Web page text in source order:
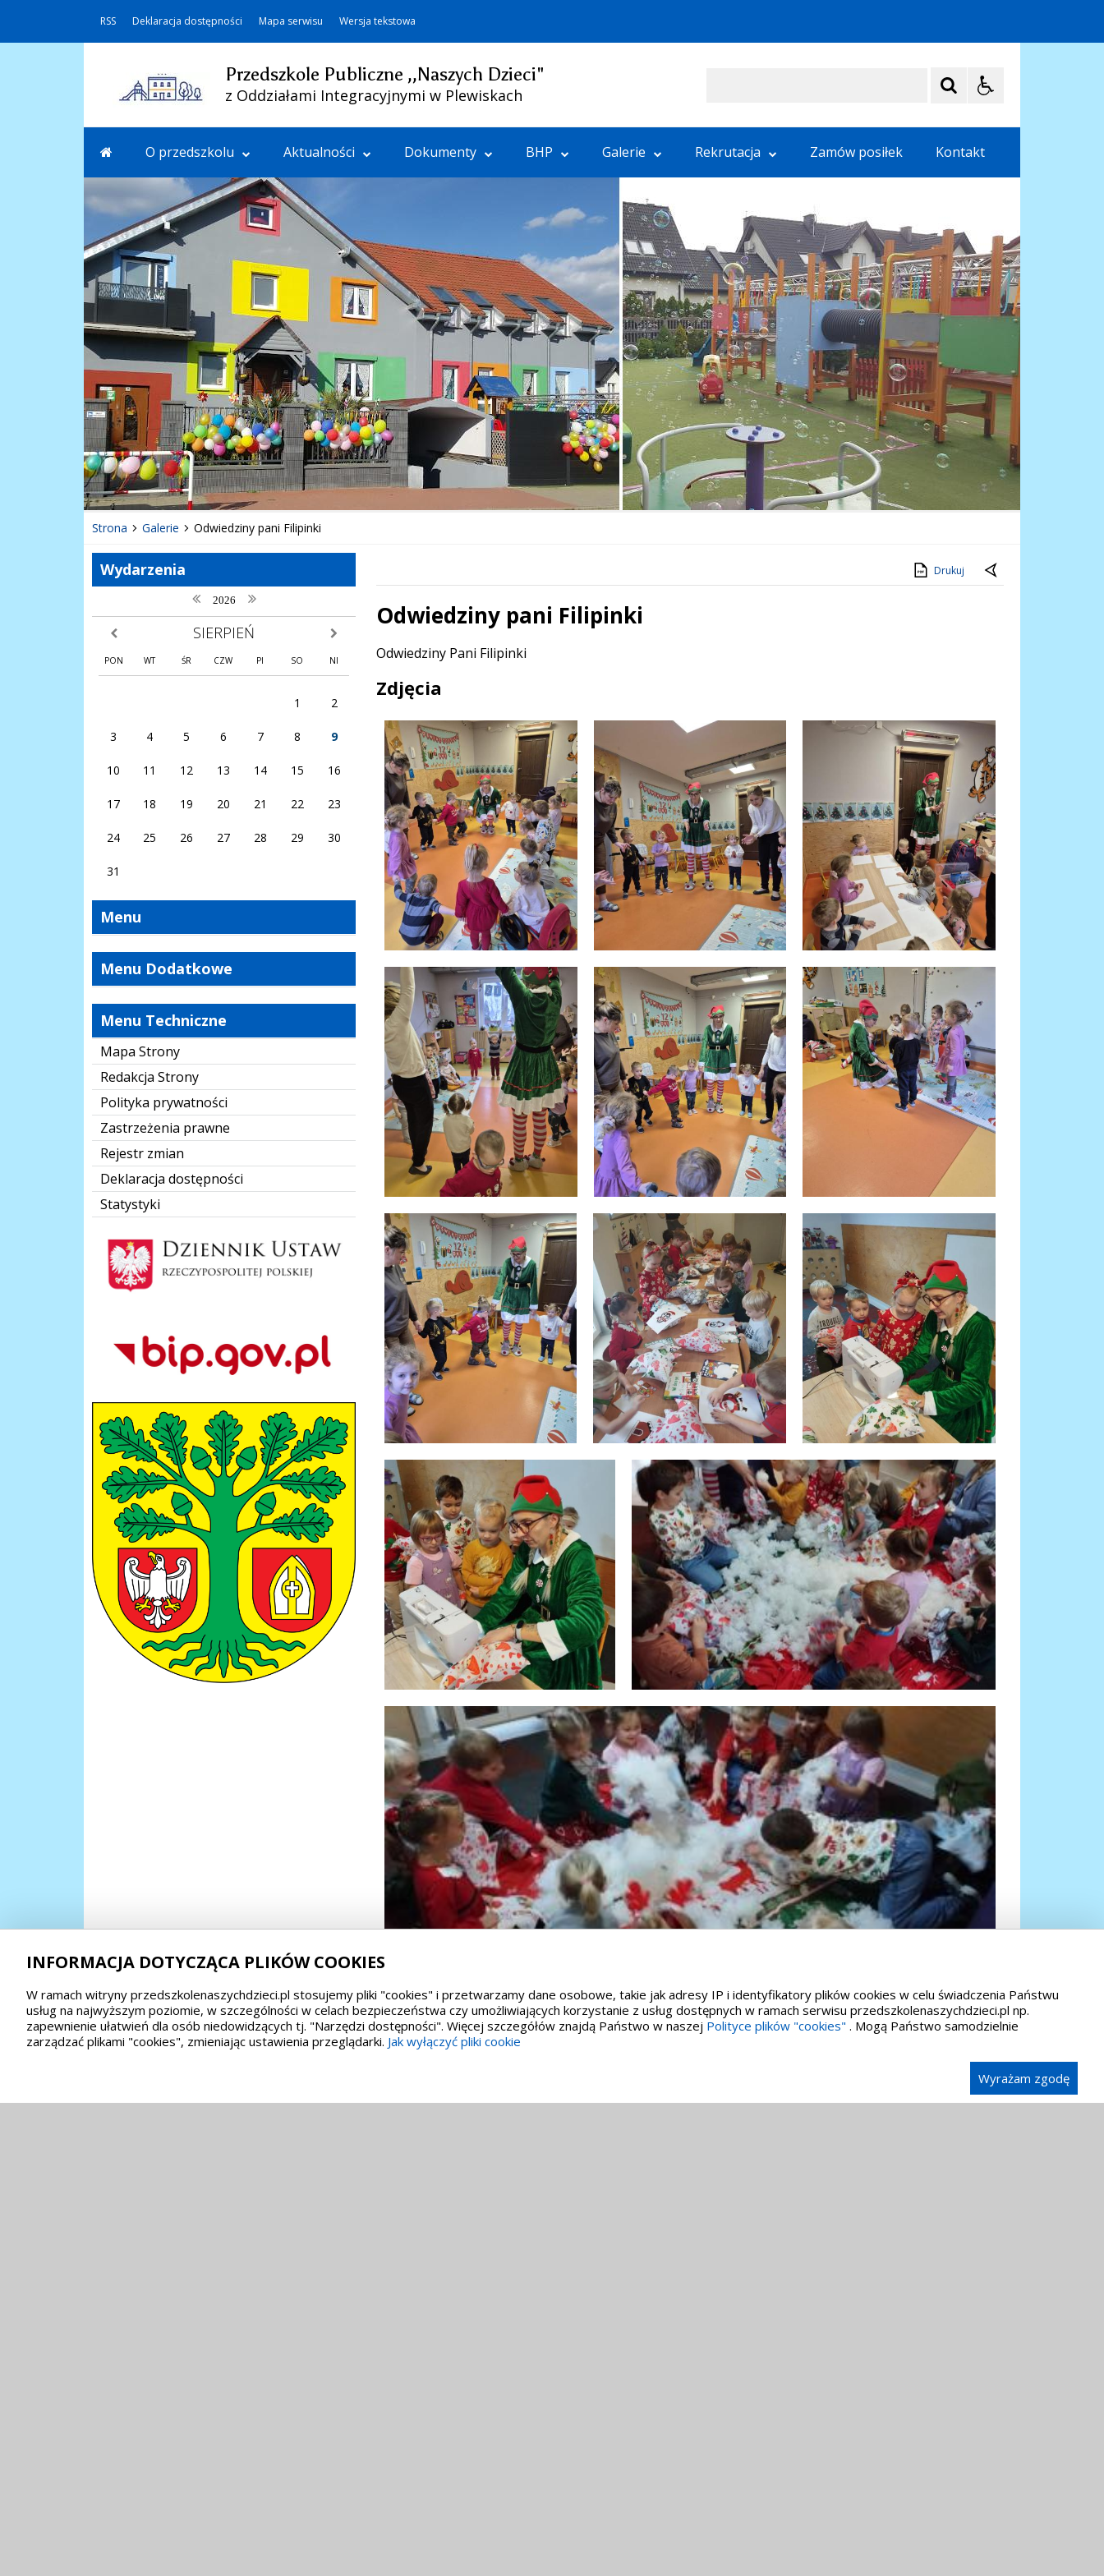
RSS Deklaracja dostępności Mapa serwisu Wersja tekstowa
Przedszkole Publiczne ,,Naszych Dzieci"
z Oddziałami Integracyjnymi w Plewiskach
O przedszkolu Aktualności Dokumenty BHP Galerie Rekrutacja Zamów posiłek Kontakt
Strona Galerie Odwiedziny pani Filipinki
Wydarzenia
poprzedni rok
2026 następny rok
poprzedni miesiąc SIERPIEŃ następny miesiąc
PON WT ŚR CZW PI SO NI
1 2
3 4 5 6 7 8 9
10 11 12 13 14 15 16
17 18 19 20 21 22 23
24 25 26 27 28 29 30
31
Menu
Menu Dodatkowe
Menu Techniczne
Mapa Strony
Redakcja Strony
Polityka prywatności
Zastrzeżenia prawne
Rejestr zmian
Deklaracja dostępności
Statystyki
herb-gmina
Drukuj
Odwiedziny pani Filipinki
Treść
Odwiedziny Pani Filipinki
Zdjęcia
INFORMACJA DOTYCZĄCA PLIKÓW COOKIES
W ramach witryny przedszkolenaszychdzieci.pl stosujemy pliki "cookies" i przetwarzamy dane osobowe, takie jak adresy IP i identyfikatory plików cookies w celu świadczenia Państwu
usług na najwyższym poziomie, w szczególności w celach bezpieczeństwa czy umożliwiających korzystanie z usług dostępnych w ramach serwisu przedszkolenaszychdzieci.pl np.
zapewnienie ułatwień dla osób niedowidzących tj. "Narzędzi dostępności". Więcej szczegółów znajdą Państwo w naszej Polityce plików "cookies" . Mogą Państwo samodzielnie
zarządzać plikami "cookies", zmieniając ustawienia przeglądarki. Jak wyłączyć pliki cookie
Wyrażam zgodę